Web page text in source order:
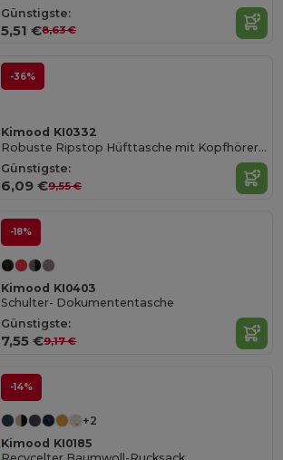
Günstigste:
5,51 €8,63 €
-36%
Kimood KI0332
Robuste Ripstop Hüfttasche mit Kopfhöreröffnung
Günstigste:
6,09 €9,55 €
-18%
Kimood KI0403
Schulter- Dokumententasche
Günstigste:
7,55 €9,17 €
-14%
+2
Kimood KI0185